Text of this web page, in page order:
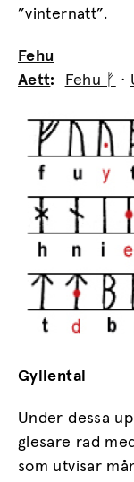
”vinternatt”.
Fehu
Aett: Fehu ᚠ ·
Gyllental
Under dessa
glesare rad
som utvisar